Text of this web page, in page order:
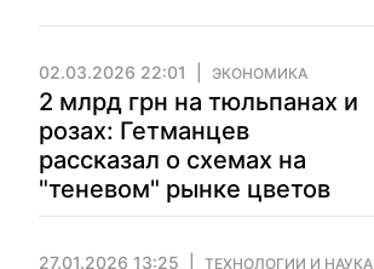
02.03.2026 22:01 ЭКОНОМИКА
2 млрд грн на тюльпанах и
розах: Гетманцев
рассказал о схемах на
"теневом" рынке цветов
27.01.2026 13:25 ТЕХНОЛОГИИ И НАУКА